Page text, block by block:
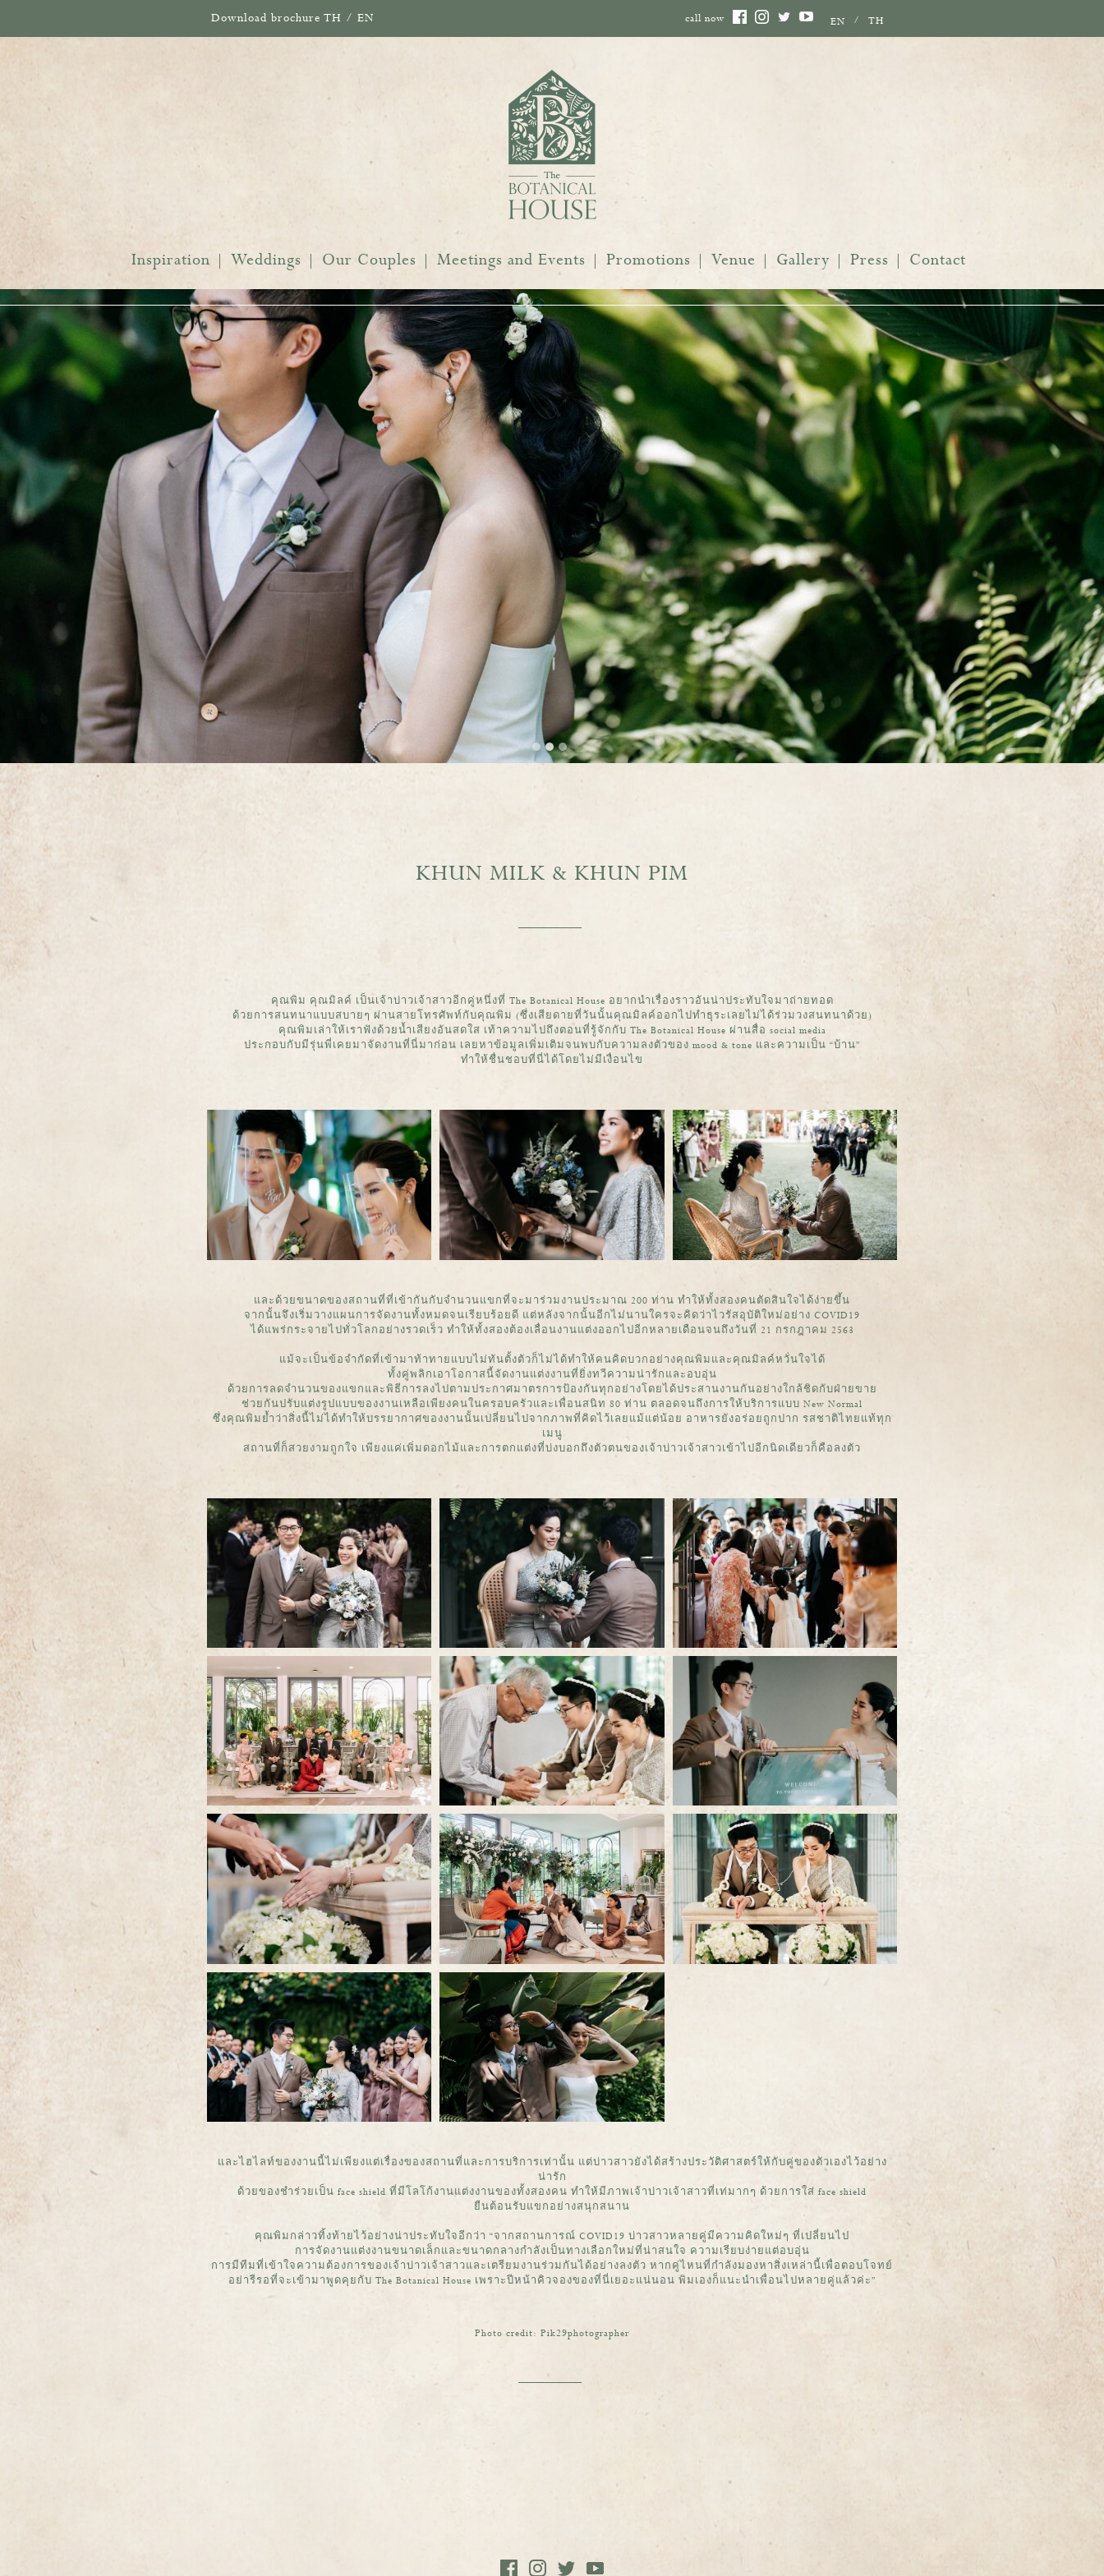
Download brochureTH / EN call now EN TH
Inspiration Weddings Our Couples Meetings and Events Promotions Venue Gallery Press Contact
KHUN MILK & KHUN PIM
คุณพิม คุณมิลค์ เป็นเจ้าบ่าวเจ้าสาวอีกคู่หนึ่งที่ The Botanical House อยากนำเรื่องราวอันน่าประทับใจมาถ่ายทอด
ด้วยการสนทนาแบบสบายๆ ผ่านสายโทรศัพท์กับคุณพิม (ซึ่งเสียดายที่วันนั้นคุณมิลค์ออกไปทำธุระเลยไม่ได้ร่วมวงสนทนาด้วย)
คุณพิมเล่าให้เราฟังด้วยน้ำเสียงอันสดใส เท้าความไปถึงตอนที่รู้จักกับ The Botanical House ผ่านสื่อ social media
ประกอบกับมีรุ่นพี่เคยมาจัดงานที่นี่มาก่อน เลยหาข้อมูลเพิ่มเติมจนพบกับความลงตัวของ mood & tone และความเป็น “บ้าน”
ทำให้ชื่นชอบที่นี่ได้โดยไม่มีเงื่อนไข
และด้วยขนาดของสถานที่ที่เข้ากันกับจำนวนแขกที่จะมาร่วมงานประมาณ 200 ท่าน ทำให้ทั้งสองคนตัดสินใจได้ง่ายขึ้น
จากนั้นจึงเริ่มวางแผนการจัดงานทั้งหมดจนเรียบร้อยดี แต่หลังจากนั้นอีกไม่นานใครจะคิดว่าไวรัสอุบัติใหม่อย่าง COVID19
ได้แพร่กระจายไปทั่วโลกอย่างรวดเร็ว ทำให้ทั้งสองต้องเลื่อนงานแต่งออกไปอีกหลายเดือนจนถึงวันที่ 21 กรกฎาคม 2563
แม้จะเป็นข้อจำกัดที่เข้ามาท้าทายแบบไม่ทันตั้งตัวก็ไม่ได้ทำให้คนคิดบวกอย่างคุณพิมและคุณมิลค์หวั่นใจได้
ทั้งคู่พลิกเอาโอกาสนี้จัดงานแต่งงานที่ยิ่งทวีความน่ารักและอบอุ่น
ด้วยการลดจำนวนของแขกและพิธีการลงไปตามประกาศมาตรการป้องกันทุกอย่างโดยได้ประสานงานกันอย่างใกล้ชิดกับฝ่ายขาย
ช่วยกันปรับแต่งรูปแบบของงานเหลือเพียงคนในครอบครัวและเพื่อนสนิท 80 ท่าน ตลอดจนถึงการให้บริการแบบ New Normal
ซึ่งคุณพิมย้ำว่าสิ่งนี้ไม่ได้ทำให้บรรยากาศของงานนั้นเปลี่ยนไปจากภาพที่คิดไว้เลยแม้แต่น้อย อาหารยังอร่อยถูกปาก รสชาติไทยแท้ทุก
เมนู
สถานที่ก็สวยงามถูกใจ เพียงแค่เพิ่มดอกไม้และการตกแต่งที่บ่งบอกถึงตัวตนของเจ้าบ่าวเจ้าสาวเข้าไปอีกนิดเดียวก็คือลงตัว
และไฮไลท์ของงานนี้ไม่เพียงแต่เรื่องของสถานที่และการบริการเท่านั้น แต่บ่าวสาวยังได้สร้างประวัติศาสตร์ให้กับคู่ของตัวเองไว้อย่าง
น่ารัก
ด้วยของชำร่วยเป็น face shield ที่มีโลโก้งานแต่งงานของทั้งสองคน ทำให้มีภาพเจ้าบ่าวเจ้าสาวที่เท่มากๆ ด้วยการใส่ face shield
ยืนต้อนรับแขกอย่างสนุกสนาน
คุณพิมกล่าวทิ้งท้ายไว้อย่างน่าประทับใจอีกว่า “จากสถานการณ์ COVID19 บ่าวสาวหลายคู่มีความคิดใหม่ๆ ที่เปลี่ยนไป
การจัดงานแต่งงานขนาดเล็กและขนาดกลางกำลังเป็นทางเลือกใหม่ที่น่าสนใจ ความเรียบง่ายแต่อบอุ่น
การมีทีมที่เข้าใจความต้องการของเจ้าบ่าวเจ้าสาวและเตรียมงานร่วมกันได้อย่างลงตัว หากคู่ไหนที่กำลังมองหาสิ่งเหล่านี้เพื่อตอบโจทย์
อย่ารีรอที่จะเข้ามาพูดคุยกับ The Botanical House เพราะปีหน้าคิวจองของที่นี่เยอะแน่นอน พิมเองก็แนะนำเพื่อนไปหลายคู่แล้วค่ะ”
Photo credit: Pik29photographer